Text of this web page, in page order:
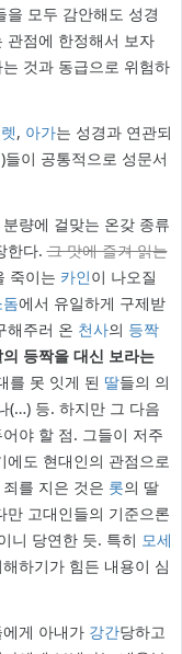
모두 감안해도 성경
관점에 한정해서 보자
것과 동급으로 위험하
, 아가는 성경과 연관되
이 공통적으로 성문서
량에 걸맞는 온갖 종류
한다.그 맛에 즐겨 읽는
죽이는 카인이 나오질
에서 유일하게 구제받
해주러 온 천사의 등짝
등짝을 대신 보라는
를 못 잇게 된 딸들의 의
(…) 등. 하지만 그 다음
야 할 점. 그들이 저주
에도 현대인의 관점으로
를 지은 것은 롯의 딸
만 고대인들의 기준으론
니 당연한 듯. 특히 모세
하기가 힘든 내용이 심
게 아내가 강간당하고